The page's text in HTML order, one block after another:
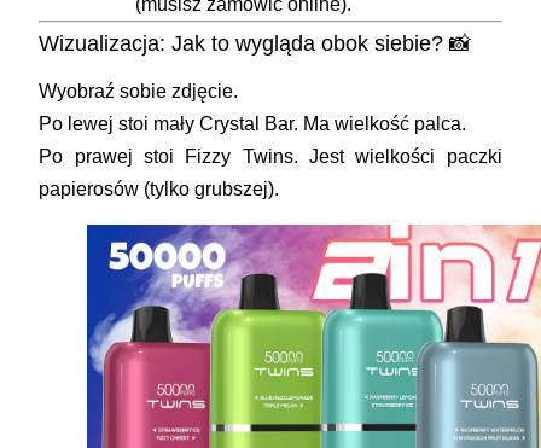
(musisz zamówić online).
Wizualizacja: Jak to wygląda obok siebie? 📸
Wyobraź sobie zdjęcie.
Po lewej stoi mały Crystal Bar. Ma wielkość palca.
Po prawej stoi Fizzy Twins. Jest wielkości paczki
papierosów (tylko grubszej).